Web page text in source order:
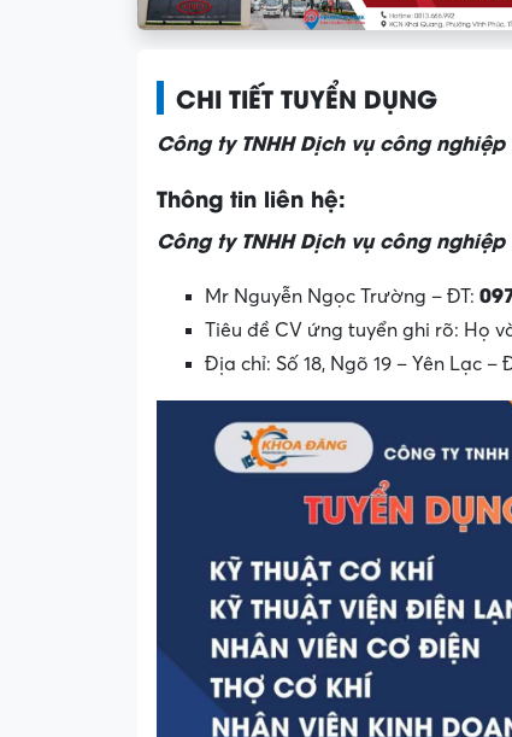
CHI TIẾT TUYỂN DỤNG
Công ty TNHH Dịch vụ công
Thông tin liên hệ:
Công ty TNHH Dịch vụ công
Mr Nguyễn Ngọc Trường – ĐT:
Tiêu đề CV ứng tuyển ghi rõ: Họ
Địa chỉ: Số 18, Ngõ 19 – Yên Lạc